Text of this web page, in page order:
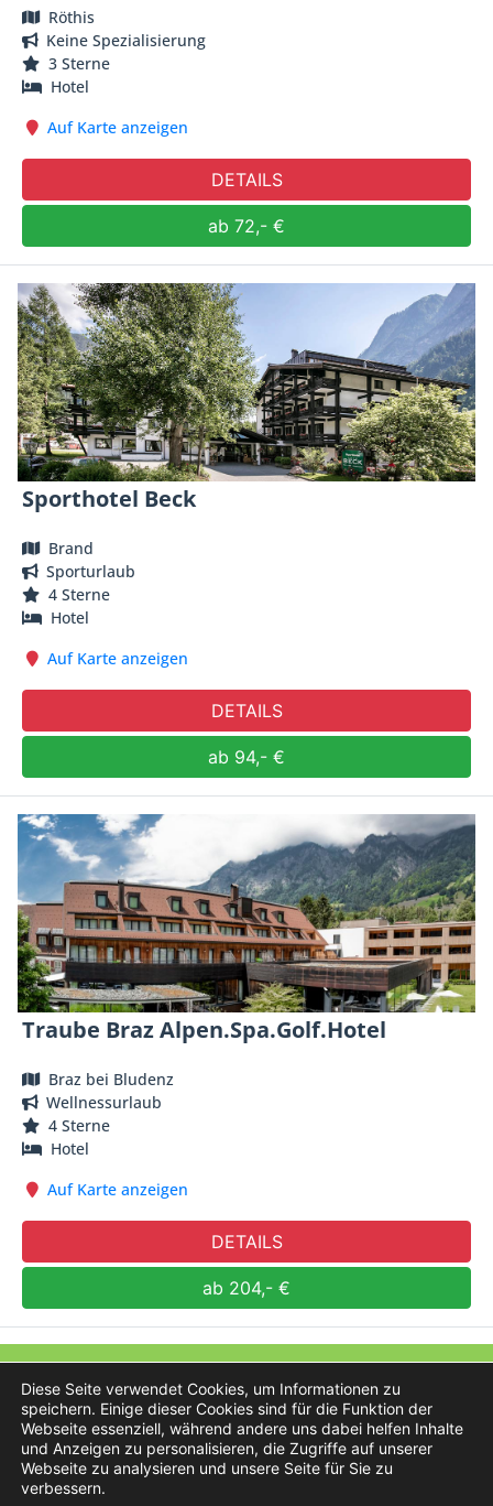
Röthis
Keine Spezialisierung
3 Sterne
Hotel
Auf Karte anzeigen
DETAILS
ab 72,- €
Sporthotel Beck
Brand
Sporturlaub
4 Sterne
Hotel
Auf Karte anzeigen
DETAILS
ab 94,- €
Traube Braz Alpen.Spa.Golf.Hotel
Braz bei Bludenz
Wellnessurlaub
4 Sterne
Hotel
Auf Karte anzeigen
DETAILS
ab 204,- €
Österreich-Hotels.at
Diese Seite verwendet Cookies, um Informationen zu
speichern. Einige dieser Cookies sind für die Funktion der
Webseite essenziell, während andere uns dabei helfen Inhalte
und Anzeigen zu personalisieren, die Zugriffe auf unserer
Webseite zu analysieren und unsere Seite für Sie zu
verbessern.